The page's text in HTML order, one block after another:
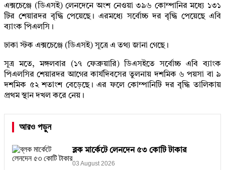
এক্সচেঞ্জে (ডিএসই) লেনদেনে অংশ নেওয়া ৩৯৬ কোম্পানির মধ্যে ১৩১
টির শেয়ারদর বৃদ্ধি পেয়েছে। এরমধ্যে সর্বোচ্চ দর বৃদ্ধি পেয়েছে এবি
ব্যাংক পিএলসি।
ঢাকা স্টক এক্সচেঞ্জে (ডিএসই) সূত্রে এ তথ্য জানা গেছে।
সূত্র মতে, মঙ্গলবার (১৭ ফেব্রুয়ারি) ডিএসইতে সর্বোচ্চ এবি ব্যাংক
পিএলসির শেয়ারদর আগের কার্যদিবসের তুলনায় দশমিক ৬ পয়সা বা ৯
দশমিক ৫২ শতাংশ বেড়েছে। এর ফলে কোম্পানিটি দর বৃদ্ধি তালিকায়
প্রথম স্থান দখল করে নেয়।
আরও পড়ুন
ব্লক মার্কেটে লেনদেন ৫৩ কোটি টাকার
03 August 2026